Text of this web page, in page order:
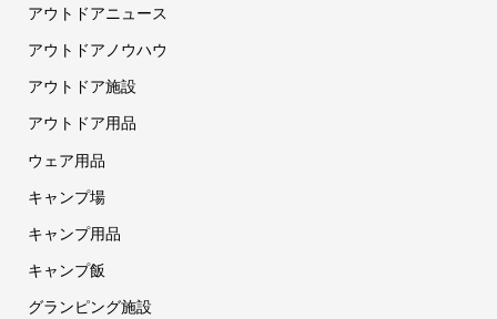
アウトドアニュース
アウトドアノウハウ
アウトドア施設
アウトドア用品
ウェア用品
キャンプ場
キャンプ用品
キャンプ飯
グランピング施設